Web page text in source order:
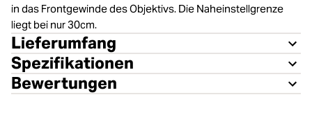
in das Frontgewinde des Objektivs. Die Naheinstellgrenze
liegt bei nur 30cm.
Lieferumfang
Spezifikationen
Bewertungen